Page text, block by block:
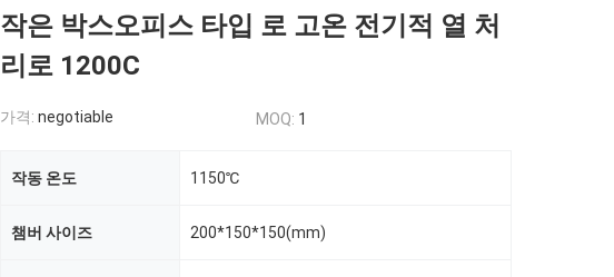
작은 박스오피스 타입 로 고온 전기적 열 처
리로 1200C
가격: negotiable MOQ: 1
작동 온도 1150℃
챔버 사이즈 200*150*150(mm)